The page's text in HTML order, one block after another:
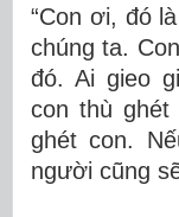
“Con ơi, đó
chúng ta.
đó. Ai gieo
con thù
ghét con.
người cũng